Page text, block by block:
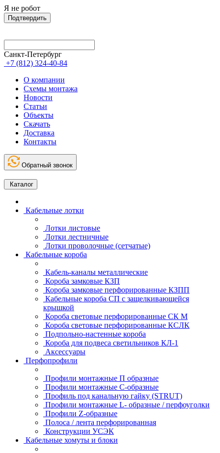
Я не робот
Подтвердить
Санкт-Петербург
+7 (812) 324-40-84
О компании
Схемы монтажа
Новости
Статьи
Объекты
Скачать
Доставка
Контакты
Обратный звонок
Каталог
Кабельные лотки
Лотки листовые
Лотки лестничные
Лотки проволочные (сетчатые)
Кабельные короба
Кабель-каналы металлические
Короба замковые КЗП
Короба замковые перфорированные КЗПП
Кабельные короба СП с защелкивающейся
крышкой
Короба световые перфорированные СК М
Короба световые перфорированные КСЛК
Подпольно-настенные короба
Короба для подвеса светильников КЛ-1
Аксессуары
Перфопрофили
Профили монтажные П образные
Профили монтажные C-образные
Профиль под канальную гайку (STRUT)
Профили монтажные L- образные / перфоуголки
Профили Z-образные
Полоса / лента перфорированная
Конструкции УСЭК
Кабельные хомуты и блоки